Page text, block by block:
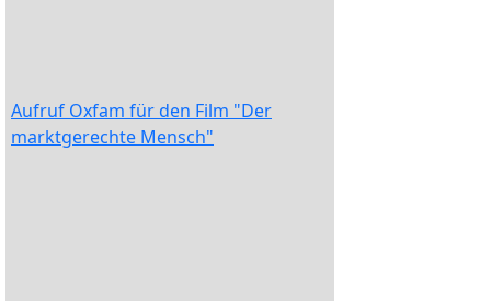
Aufruf Oxfam für den Film "Der
marktgerechte Mensch"